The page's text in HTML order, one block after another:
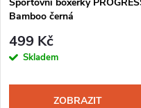
Bamboo černá
499 Kč
Skladem
ZOBRAZIT